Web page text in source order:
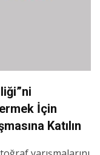
İçin
Katılın